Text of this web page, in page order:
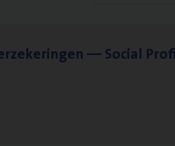
— Soci­al